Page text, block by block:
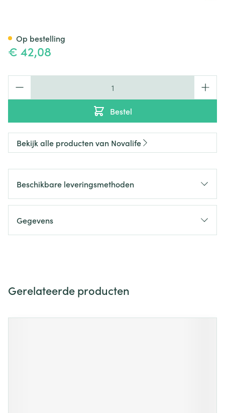
€ 42,08
Bestel
Op bestelling
Bekijk alle producten van Novalife
Beschikbare leveringsmethoden
Gegevens
Gerelateerde producten